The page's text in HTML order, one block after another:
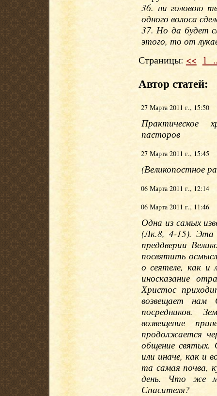
36. ни головою
одного волоса
37. Но да будет
этого, то от
Страницы: << 1
Автор статей:
27 Марта 2011 г., 15:50
Практическое
пасторов
27 Марта 2011 г., 15:45
(Великопостное
06 Марта 2011 г., 12:14
06 Марта 2011 г., 11:46
Одна из самых
(Лк.8, 4-15). Эта
преддверии
посвятить
о сеятеле, как и
иносказание
Христос
возвещает нам
посредников.
возвещение
продолжается
общение святых.
или иначе, как и
та самая почва,
день. Что же
Спасителя?